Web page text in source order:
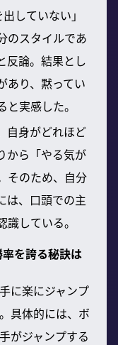
していない」
のスタイルであ
反論。結果とし
あり、黙ってい
実感した。
自身がどれほど
から「やる気が
そのため、自分
は、口頭での主
している。
を誇る秘訣は
に楽にジャンプ
具体的には、ボ
がジャンプする